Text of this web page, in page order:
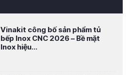
Vinakit công bố sản phẩm tủ
bếp Inox CNC 2026 – Bề mặt
Inox hiệu...